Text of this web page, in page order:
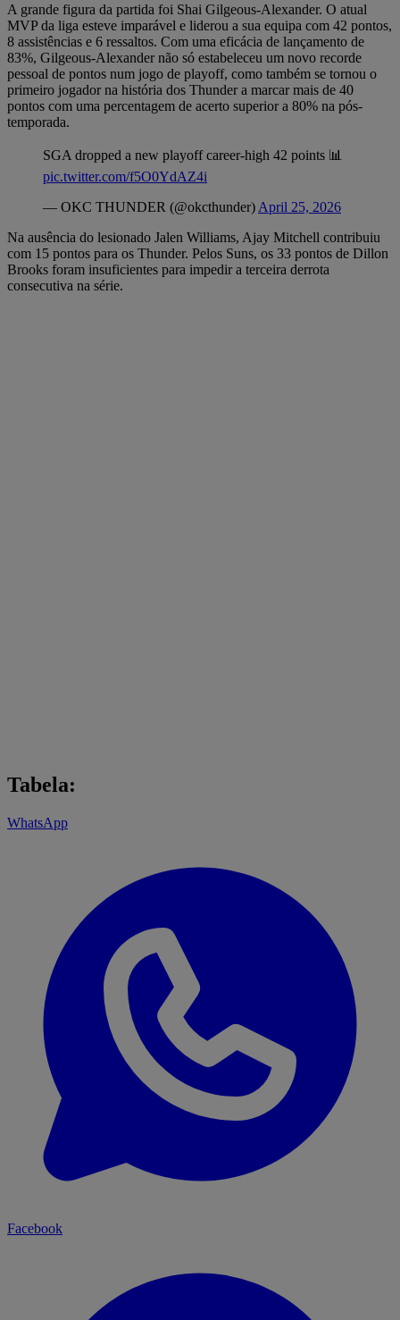
A grande figura da partida foi Shai Gilgeous-Alexander. O atual
MVP da liga esteve imparável e liderou a sua equipa com 42 pontos,
8 assistências e 6 ressaltos. Com uma eficácia de lançamento de
83%, Gilgeous-Alexander não só estabeleceu um novo recorde
pessoal de pontos num jogo de playoff, como também se tornou o
primeiro jogador na história dos Thunder a marcar mais de 40
pontos com uma percentagem de acerto superior a 80% na pós-
temporada.
SGA dropped a new playoff career-high 42 points 📊
pic.twitter.com/f5O0YdAZ4i
— OKC THUNDER (@okcthunder) April 25, 2026
Na ausência do lesionado Jalen Williams, Ajay Mitchell contribuiu
com 15 pontos para os Thunder. Pelos Suns, os 33 pontos de Dillon
Brooks foram insuficientes para impedir a terceira derrota
consecutiva na série.
Tabela:
WhatsApp
Facebook